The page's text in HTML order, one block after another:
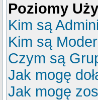
Poziomy
Kim są
Kim są
Czym są
Jak mogę
Jak mogę